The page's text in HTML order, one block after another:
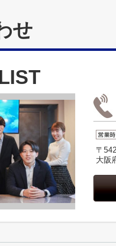
せ
〒
大阪